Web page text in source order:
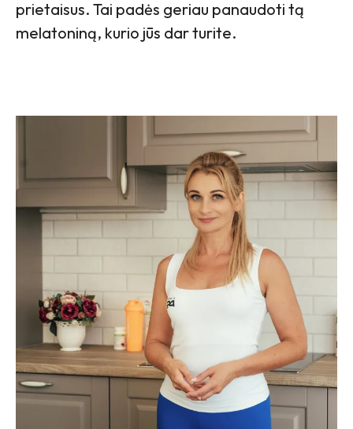
prietaisus. Tai padės geriau panaudoti tą
melatoniną, kurio jūs dar turite.